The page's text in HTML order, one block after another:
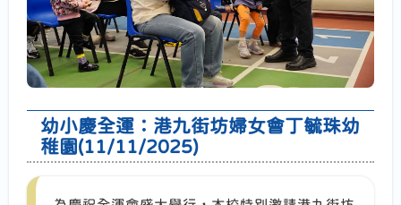
幼小慶全運：港九街坊婦女會丁毓珠幼
稚園(11/11/2025)